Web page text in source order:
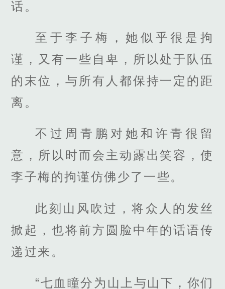
话。
至于李子梅，她似乎很是拘
谨，又有一些自卑，所以处于队伍
的末位，与所有人都保持一定的距
离。
不过周青鹏对她和许青很留
意，所以时而会主动露出笑容，使
李子梅的拘谨仿佛少了一些。
此刻山风吹过，将众人的发丝
掀起，也将前方圆脸中年的话语传
递过来。
“七血瞳分为山上与山下，你们